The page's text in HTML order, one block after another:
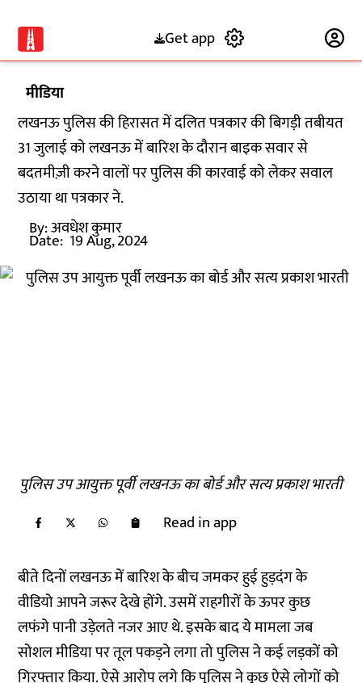
Get app
मीडिया
लखनऊ पुलिस की हिरासत में दलित पत्रकार की बिगड़ी तबीयत
31 जुलाई को लखनऊ में बारिश के दौरान बाइक सवार से
बदतमीज़ी करने वालों पर पुलिस की कारवाई को लेकर सवाल
उठाया था पत्रकार ने.
By:अवधेश कुमार
Date: 19 Aug, 2024
पुलिस उप आयुक्त पूर्वी लखनऊ का बोर्ड और सत्य प्रकाश भारती
Read in app
बीते दिनों लखनऊ में बारिश के बीच जमकर हुई हुड़दंग के
वीडियो आपने जरूर देखे होंगे. उसमें राहगीरों के ऊपर कुछ
लफंगे पानी उड़ेलते नजर आए थे. इसके बाद ये मामला जब
सोशल मीडिया पर तूल पकड़ने लगा तो पुलिस ने कई लड़कों को
गिरफ्तार किया. ऐसे आरोप लगे कि पुलिस ने कुछ ऐसे लोगों को